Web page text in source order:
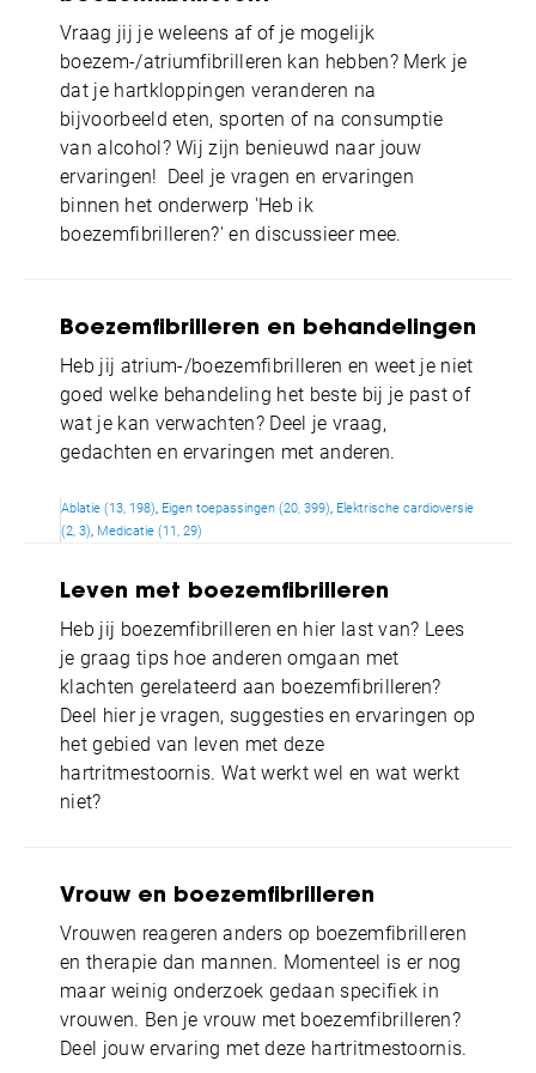
Vraag jij je weleens af of je mogelijk
boezem-/atriumfibrilleren kan hebben? Merk je
dat je hartkloppingen veranderen na
bijvoorbeeld eten, sporten of na consumptie
van alcohol? Wij zijn benieuwd naar jouw
ervaringen! Deel je vragen en ervaringen
binnen het onderwerp 'Heb ik
boezemfibrilleren?' en discussieer mee.
Boezemfibrilleren en behandelingen
Heb jij atrium-/boezemfibrilleren en weet je niet
goed welke behandeling het beste bij je past of
wat je kan verwachten? Deel je vraag,
gedachten en ervaringen met anderen.
Ablatie (13, 198) Eigen toepassingen (20, 399) Elektrische cardioversie
(2, 3) Medicatie (11, 29)
Leven met boezemfibrilleren
Heb jij boezemfibrilleren en hier last van? Lees
je graag tips hoe anderen omgaan met
klachten gerelateerd aan boezemfibrilleren?
Deel hier je vragen, suggesties en ervaringen op
het gebied van leven met deze
hartritmestoornis. Wat werkt wel en wat werkt
niet?
Vrouw en boezemfibrilleren
Vrouwen reageren anders op boezemfibrilleren
en therapie dan mannen. Momenteel is er nog
maar weinig onderzoek gedaan specifiek in
vrouwen. Ben je vrouw met boezemfibrilleren?
Deel jouw ervaring met deze hartritmestoornis.